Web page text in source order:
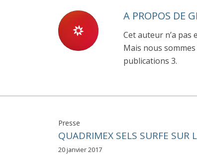
A PROPOS DE
Cet auteur n’a pas
Mais nous
publications 3.
Presse
QUADRIMEX SELS SURFE SUR
20 janvier 2017